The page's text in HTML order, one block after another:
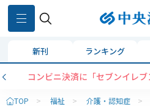
新刊 ランキング
コンビニ決済に「セブンイレ
TOP > 福祉 > 介護・認知症 >